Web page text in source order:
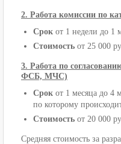
2. Работа комиссии по
Срок от 1 недели до 1
Стоимость от 25 000
3. Работа по
ФСБ, МЧС)
Срок от 1 месяца до 4
по которому
Стоимость от 20 000
Средняя стоимость за